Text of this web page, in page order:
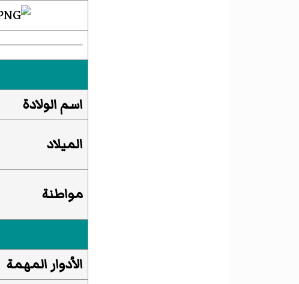
اسم الولادة
الميلاد
مواطنة
الأدوار المهمة